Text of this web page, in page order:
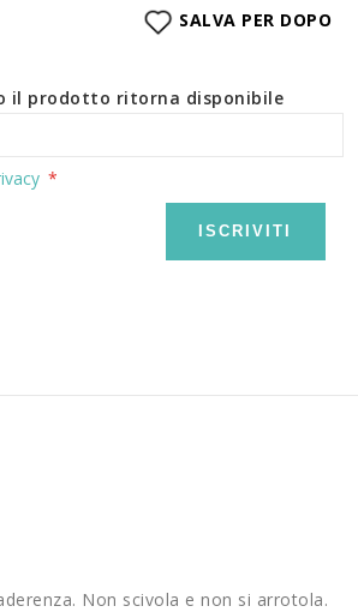
SALVA PER DOPO
il prodotto ritorna disponibile
ISCRIVITI
Non scivola e non si arrotola.